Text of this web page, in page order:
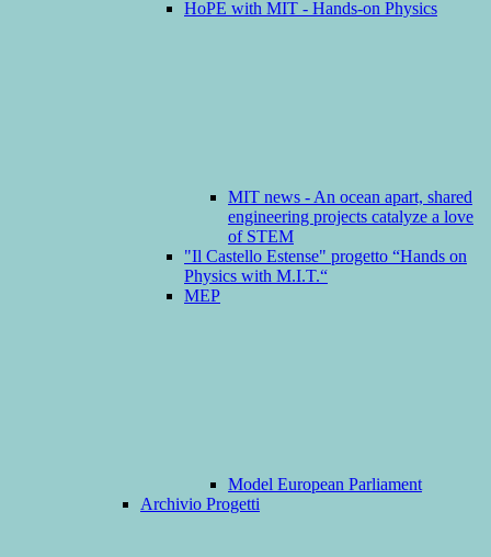
HoPE with MIT - Hands-on Physics
MIT news - An ocean apart, shared
engineering projects catalyze a love
of STEM
"Il Castello Estense" progetto “Hands on
Physics with M.I.T.“
MEP
Model European Parliament
Archivio Progetti